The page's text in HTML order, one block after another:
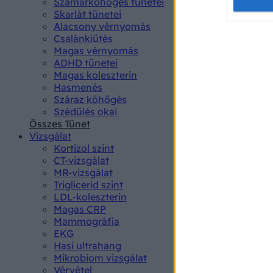
Skarlát tünetei
Alacsony vérnyomás
Csalánkiütés
Magas vérnyomás
ADHD tünetei
Magas koleszterin
Hasmenés
Száraz köhögés
Szédülés okai
Összes Tünet
Vizsgálat
Kortizol szint
CT-vizsgálat
MR-vizsgálat
Triglicerid szint
LDL-koleszterin
Magas CRP
Mammográfia
EKG
Hasi ultrahang
Mikrobiom vizsgálat
Vérvétel